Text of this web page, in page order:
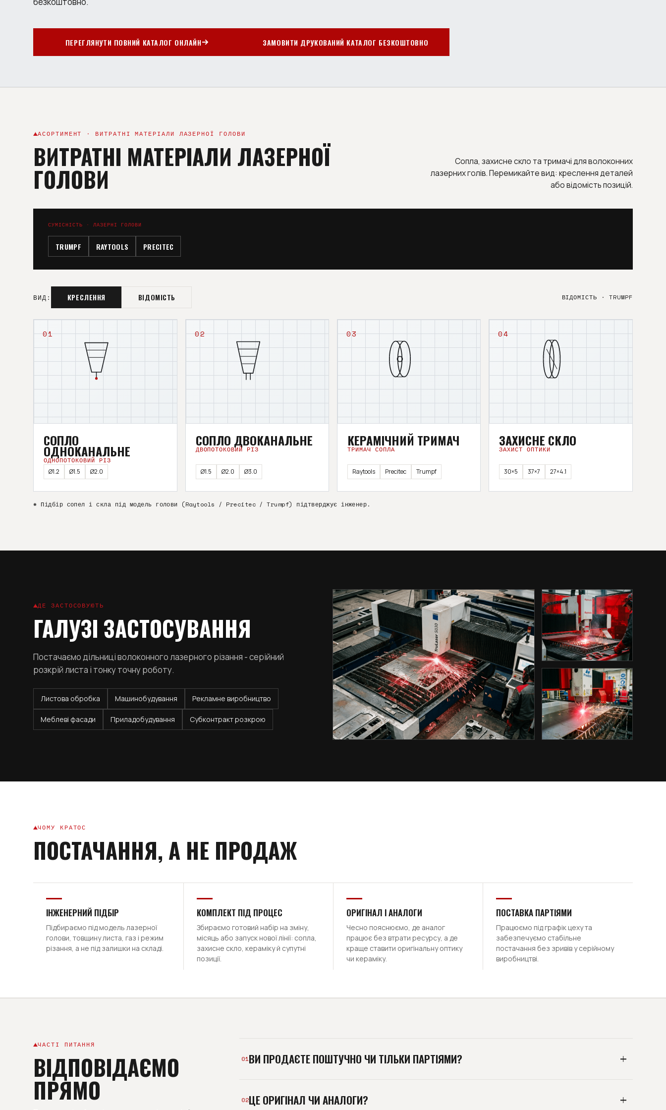
ПЕРЕГЛЯНУТИ ПОВНИЙ КАТАЛОГ ОНЛАЙН ЗАМОВИТИ ДРУКОВАНИЙ КАТАЛОГ БЕЗКОШТОВНО
АСОРТИМЕНТ · ВИТРАТНІ МАТЕРІАЛИ ЛАЗЕРНОЇ ГОЛОВИ
ВИТРАТНІ МАТЕРІАЛИ ЛАЗЕРНОЇ
ГОЛОВИ
Сопла, захисне скло та тримачі для волоконних
лазерних голів. Перемикайте вид: креслення деталей
або відомість позицій.
СУМІСНІСТЬ · ЛАЗЕРНІ ГОЛОВИ
TRUMPF RAYTOOLS PRECITEC
ВИД: КРЕСЛЕННЯ ВІДОМІСТЬ ВІДОМІСТЬ · TRUMPF
01
СОПЛО
ОДНОКАНАЛЬНЕ
ОДНОПОТОКОВИЙ РІЗ
Ø1.2
Ø1.5 Ø2.0
02
СОПЛО ДВОКАНАЛЬНЕ
ДВОПОТОКОВИЙ РІЗ
Ø1.5 Ø2.0 Ø3.0
03
КЕРАМІЧНИЙ ТРИМАЧ
ТРИМАЧ СОПЛА
Raytools Precitec Trumpf
04
ЗАХИСНЕ СКЛО
ЗАХИСТ ОПТИКИ
30×5 37×7 27×4.1
* Підбір сопел і скла під модель голови (Raytools / Precitec / Trumpf) підтверджує інженер.
ДЕ ЗАСТОСОВУЮТЬ
ГАЛУЗІ ЗАСТОСУВАННЯ
Постачаємо дільниці волоконного лазерного різання - серійний
розкрій листа і тонку точну роботу.
Листова обробка Машинобудування Рекламне виробництво
Меблеві фасади Приладобудування Субконтракт розкрою
ЧОМУ КРАТОС
ПОСТАЧАННЯ, А НЕ ПРОДАЖ
ІНЖЕНЕРНИЙ ПІДБІР
Підбираємо під модель лазерної
голови, товщину листа, газ і режим
різання, а не під залишки на складі.
КОМПЛЕКТ ПІД ПРОЦЕС
Збираємо готовий набір на зміну,
місяць або запуск нової лінії: сопла,
захисне скло, кераміку й супутні
позиції.
ОРИГІНАЛ І АНАЛОГИ
Чесно пояснюємо, де аналог
працює без втрати ресурсу, а де
краще ставити оригінальну оптику
чи кераміку.
ПОСТАВКА ПАРТІЯМИ
Працюємо під графік цеху та
забезпечуємо стабільне
постачання без зривів у серійному
виробництві.
ЧАСТІ ПИТАННЯ
ВІДПОВІДАЄМО
ПРЯМО
01ВИ ПРОДАЄТЕ ПОШТУЧНО ЧИ ТІЛЬКИ ПАРТІЯМИ?
відвантажити й пробну позицію. Мінімальна роздрібна покупка без підбору - не наш формат: ми
02ЦЕ ОРИГІНАЛ ЧИ АНАЛОГИ?